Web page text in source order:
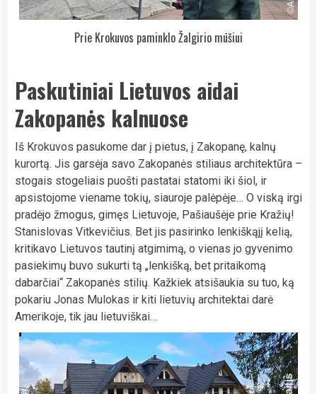
Prie Krokuvos paminklo Žalgirio mūšiui
Paskutiniai Lietuvos aidai
Zakopanės kalnuose
Iš Krokuvos pasukome dar į pietus, į Zakopanę, kalnų
kurortą. Jis garsėja savo Zakopanės stiliaus architektūra –
stogais stogeliais puošti pastatai statomi iki šiol, ir
apsistojome viename tokių, siauroje palėpėje… O viską irgi
pradėjo žmogus, gimęs Lietuvoje, Pašiaušėje prie Kražių!
Stanislovas Vitkevičius. Bet jis pasirinko lenkiškąjį kelią,
kritikavo Lietuvos tautinį atgimimą, o vienas jo gyvenimo
pasiekimų buvo sukurti tą „lenkišką, bet pritaikomą
dabarčiai“ Zakopanės stilių. Kažkiek atsišaukia su tuo, ką
pokariu Jonas Mulokas ir kiti lietuvių architektai darė
Amerikoje, tik jau lietuviškai…